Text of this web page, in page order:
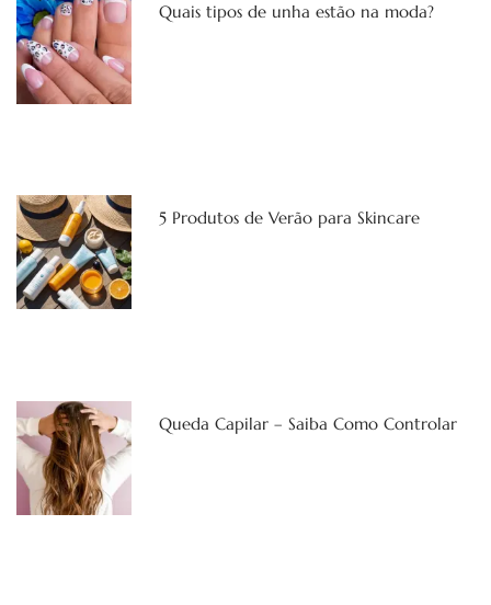
Quais tipos de unha estão na moda?
5 Produtos de Verão para Skincare
Queda Capilar – Saiba Como Controlar